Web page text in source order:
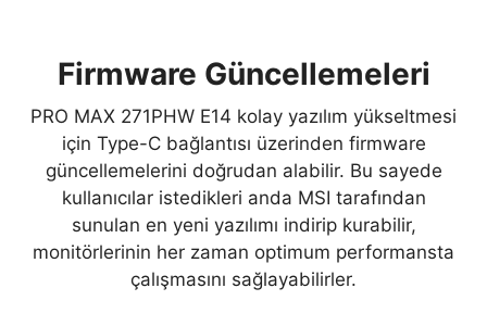
Firmware Güncellemeleri
PRO MAX 271PHW E14 kolay yazılım yükseltmesi
için Type-C bağlantısı üzerinden firmware
güncellemelerini doğrudan alabilir. Bu sayede
kullanıcılar istedikleri anda MSI tarafından
sunulan en yeni yazılımı indirip kurabilir,
monitörlerinin her zaman optimum performansta
çalışmasını sağlayabilirler.